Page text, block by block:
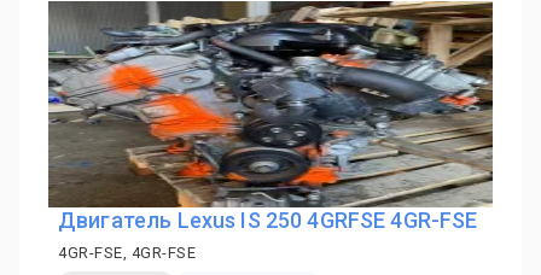
Двигатель Lexus IS 250 4GRFSE 4GR-FSE
4GR-FSE, 4GR-FSE